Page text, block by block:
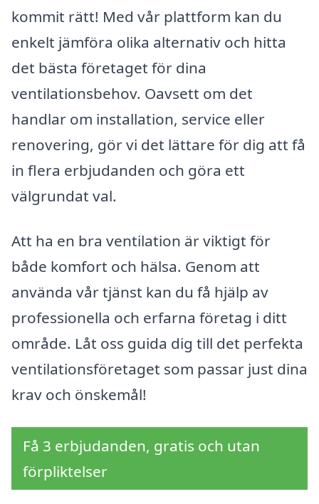
kommit rätt! Med vår plattform kan du
enkelt jämföra olika alternativ och hitta
det bästa företaget för dina
ventilationsbehov. Oavsett om det
handlar om installation, service eller
renovering, gör vi det lättare för dig att få
in flera erbjudanden och göra ett
välgrundat val.
Att ha en bra ventilation är viktigt för
både komfort och hälsa. Genom att
använda vår tjänst kan du få hjälp av
professionella och erfarna företag i ditt
område. Låt oss guida dig till det perfekta
ventilationsföretaget som passar just dina
krav och önskemål!
Få 3 erbjudanden, gratis och utan
förpliktelser